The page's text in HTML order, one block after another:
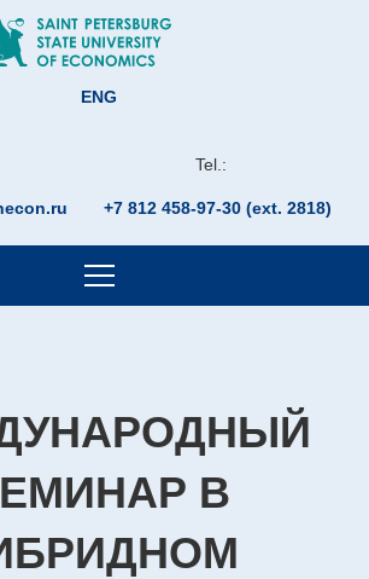
Tel.:
+7 812 458-97-30 (ext. 2818)
ENG
В